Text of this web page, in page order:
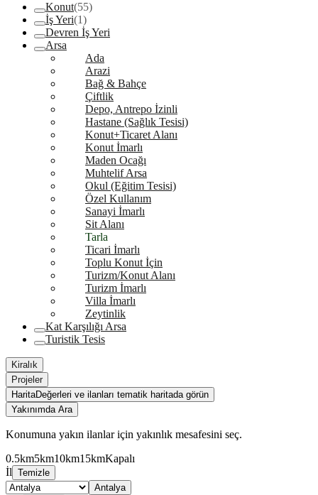
Konut(55)
İş Yeri(1)
Devren İş Yeri
Arsa
Ada
Arazi
Bağ & Bahçe
Çiftlik
Depo, Antrepo İzinli
Hastane (Sağlık Tesisi)
Konut+Ticaret Alanı
Konut İmarlı
Maden Ocağı
Muhtelif Arsa
Okul (Eğitim Tesisi)
Özel Kullanım
Sanayi İmarlı
Sit Alanı
Tarla
Ticari İmarlı
Toplu Konut İçin
Turizm/Konut Alanı
Turizm İmarlı
Villa İmarlı
Zeytinlik
Kat Karşılığı Arsa
Turistik Tesis
Kiralık
Projeler
HaritaDeğerleri ve ilanları tematik haritada görün
Yakınımda Ara
Konumuna yakın ilanlar için yakınlık mesafesini seç.
0.5km5km10km15kmKapalı
İl Temizle
Antalya